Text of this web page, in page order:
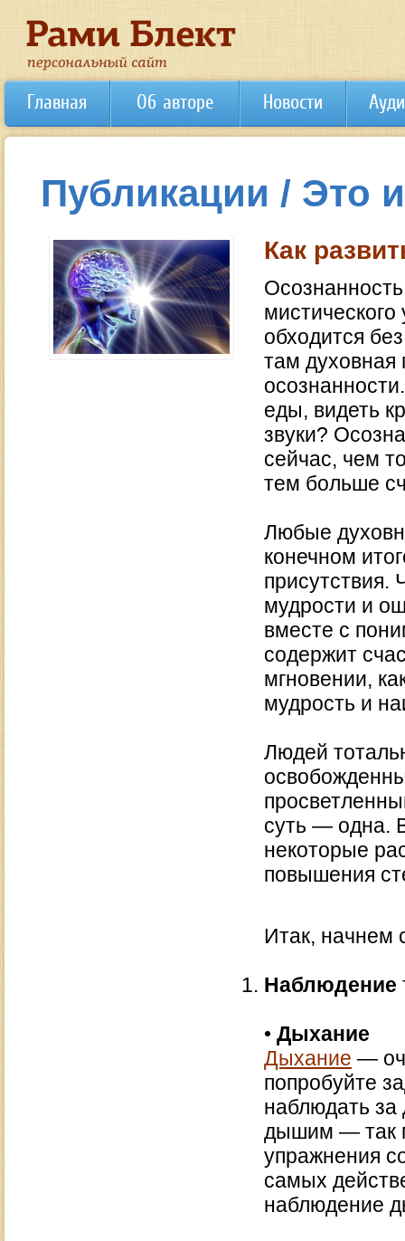
Главная Об авторе Новости
Публикации / Это
Как
обходится
там духовная
еды, видеть
звуки?
сейчас, чем
тем больше
Любые
конечном
мудрости и
вместе с
содержит
мгновении,
мудрость и
Людей
суть — одна.
некоторые
повышения
Итак, начнем
Наблюдение
• Дыхание
Дыхание —
попробуйте
наблюдать
дышим — так
упражнения
самых
наблюдение